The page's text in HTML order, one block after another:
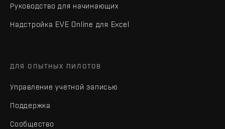
Руководство для начинающих
Надстройка EVE Online для Excel
ДЛЯ ОПЫТНЫХ ПИЛОТОВ
Управление учетной записью
Поддержка
Сообщество